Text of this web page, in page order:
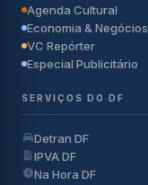
Agenda Cultural
Economia & Negócios
VC Repórter
Especial Publicitário
SERVIÇOS DO DF
Detran DF
IPVA DF
Na Hora DF